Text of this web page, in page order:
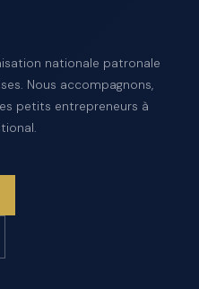
nationale patronale
Nous accompagnons,
petits entrepreneurs à